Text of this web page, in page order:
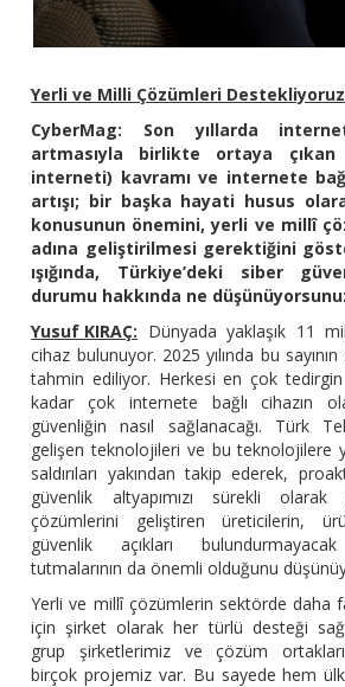
Yerli ve Milli Çözümleri Destekliyoruz
CyberMag: Son yıllarda
artmasıyla birlikte ortaya
interneti) kavramı ve internete
artışı; bir başka hayati husus
konusunun önemini, yerli ve millî
adına geliştirilmesi gerektiğini
ışığında, Türkiye’deki siber
durumu hakkında ne
Yusuf KIRAÇ: Dünyada yaklaşık 11
cihaz bulunuyor. 2025 yılında bu
tahmin ediliyor. Herkesi en çok
kadar çok internete bağlı cihazın
güvenliğin nasıl sağlanacağı. Türk
gelişen teknolojileri ve bu teknolojilere
saldırıları yakından takip ederek,
güvenlik altyapımızı sürekli olarak
çözümlerini geliştiren üreticilerin,
güvenlik açıkları
tutmalarının da önemli olduğunu
Yerli ve millî çözümlerin sektörde daha
için şirket olarak her türlü desteği
grup şirketlerimiz ve çözüm
birçok projemiz var. Bu sayede hem